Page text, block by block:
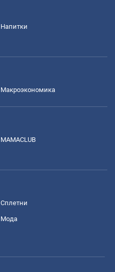
Напитки
Mакроэкономика
MAMACLUB
Сплетни
Мода